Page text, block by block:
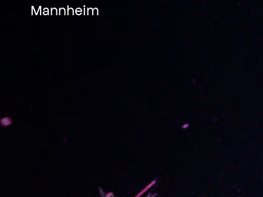
Mannheim